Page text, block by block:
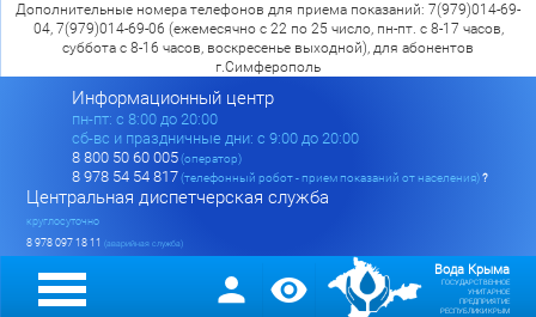
Дополнительные номера телефонов для приема показаний: 7(979)014-69-
04, 7(979)014-69-06 (ежемесячно с 22 по 25 число, пн-пт. с 8-17 часов,
суббота с 8-16 часов, воскресенье выходной), для абонентов
г.Симферополь
Информационный центр
пн-пт: c 8:00 до 20:00
сб-вс и праздничные дни: с 9:00 до 20:00
8 800 50 60 005(оператор)
8 978 54 54 817(телефонный робот - прием показаний от населения)?
Центральная диспетчерская служба
круглосуточно
8 978 097 18 11 (аварийная служба)
Вода Крыма
ГОСУДАРСТВЕННОЕ
УНИТАРНОЕ
ПРЕДПРИЯТИЕ
РЕСПУБЛИКИ КРЫМ